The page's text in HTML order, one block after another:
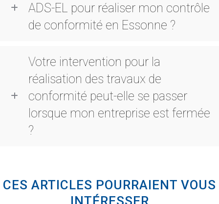
ADS-EL pour réaliser mon contrôle
de conformité en Essonne ?
Votre intervention pour la
réalisation des travaux de
conformité peut-elle se passer
lorsque mon entreprise est fermée
?
CES ARTICLES POURRAIENT VOUS